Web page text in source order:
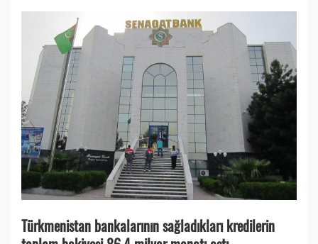
Türkmenistan bankalarının sağladıkları kredilerin